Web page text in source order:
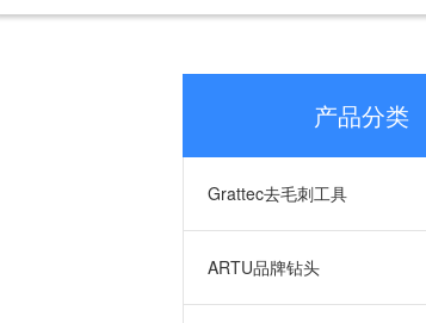
产品分类
Grattec去毛刺工具
ARTU品牌钻头